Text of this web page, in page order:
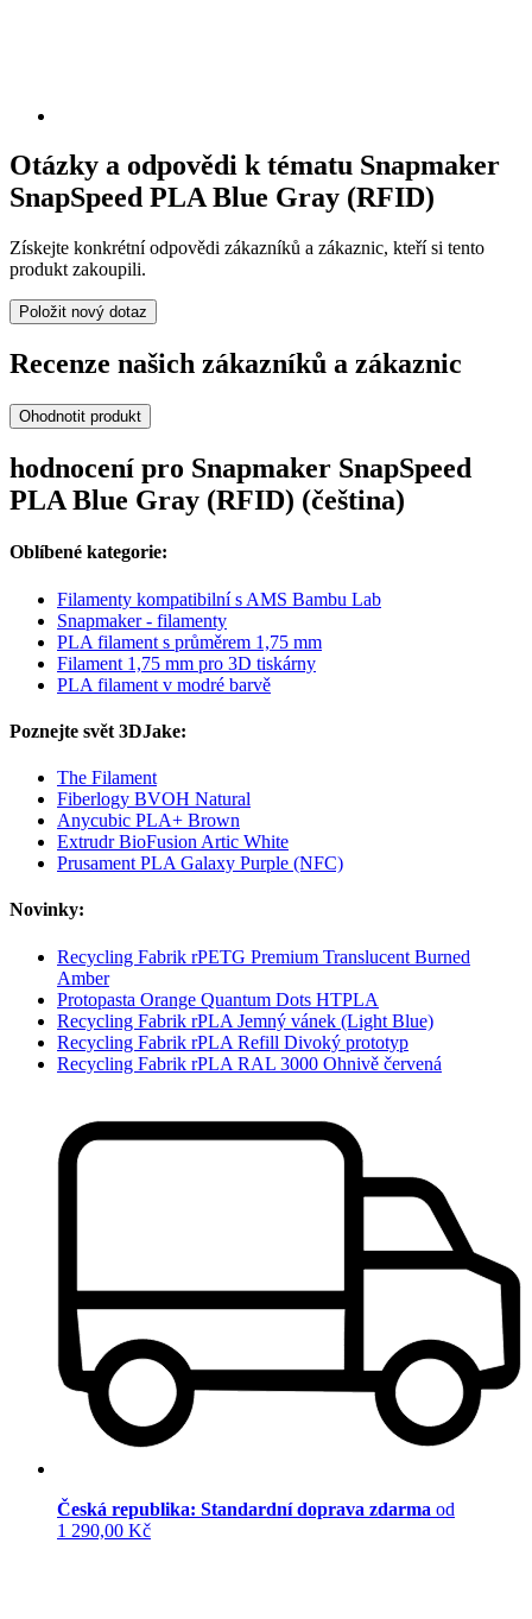
Otázky a odpovědi k tématu Snapmaker
SnapSpeed PLA Blue Gray (RFID)
Získejte konkrétní odpovědi zákazníků a zákaznic, kteří si tento
produkt zakoupili.
Položit nový dotaz
Recenze našich zákazníků a zákaznic
Ohodnotit produkt
hodnocení pro Snapmaker SnapSpeed
PLA Blue Gray (RFID) (čeština)
Oblíbené kategorie:
Filamenty kompatibilní s AMS Bambu Lab
Snapmaker - filamenty
PLA filament s průměrem 1,75 mm
Filament 1,75 mm pro 3D tiskárny
PLA filament v modré barvě
Poznejte svět 3DJake:
The Filament
Fiberlogy BVOH Natural
Anycubic PLA+ Brown
Extrudr BioFusion Artic White
Prusament PLA Galaxy Purple (NFC)
Novinky:
Recycling Fabrik rPETG Premium Translucent Burned
Amber
Protopasta Orange Quantum Dots HTPLA
Recycling Fabrik rPLA Jemný vánek (Light Blue)
Recycling Fabrik rPLA Refill Divoký prototyp
Recycling Fabrik rPLA RAL 3000 Ohnivě červená
Česká republika: Standardní doprava zdarma od
1 290,00 Kč